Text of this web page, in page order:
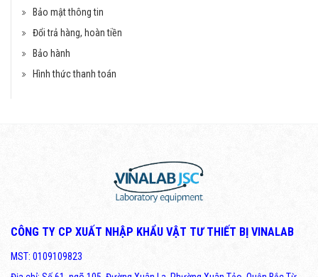
Bảo mật thông tin
Đổi trả hàng, hoàn tiền
Bảo hành
Hình thức thanh toán
CÔNG TY CP XUẤT NHẬP KHẨU VẬT TƯ THIẾT BỊ VINALAB
MST: 0109109823